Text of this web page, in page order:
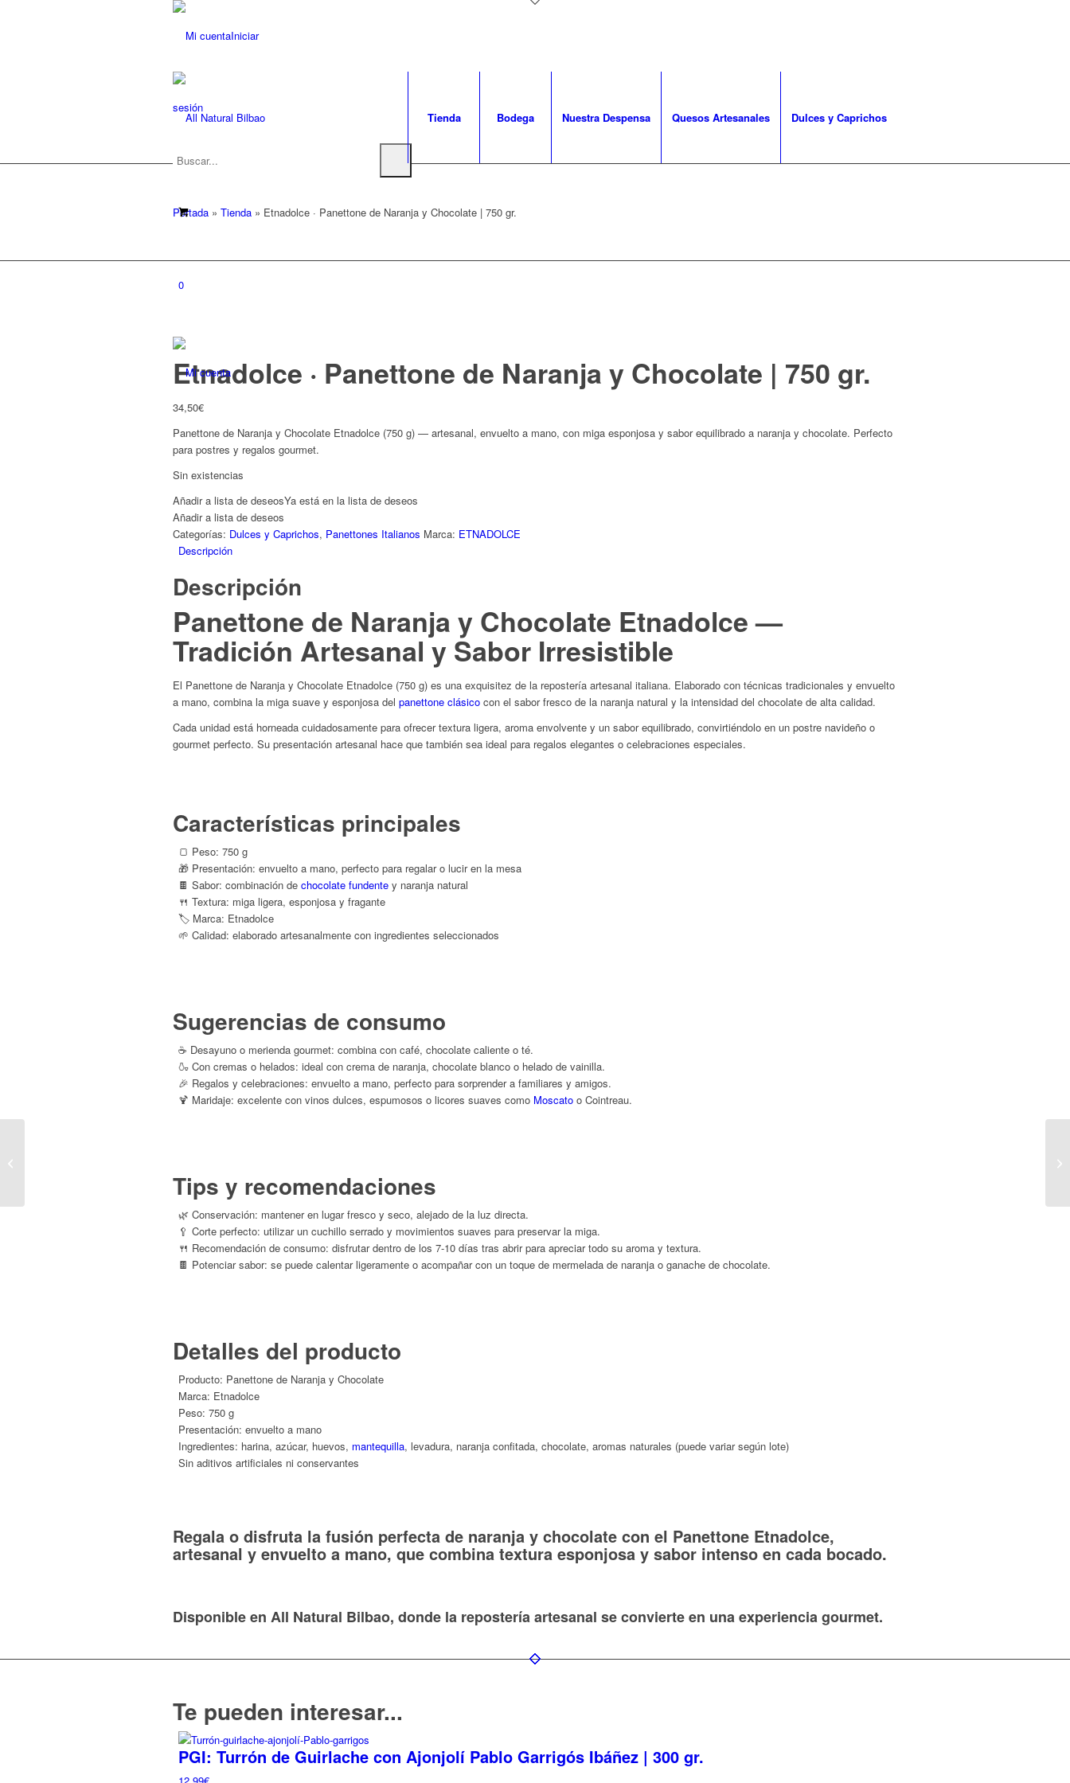
Iniciar
sesión
0
Tienda Bodega Nuestra Despensa Quesos Artesanales Dulces y Caprichos
Portada » Tienda » Etnadolce · Panettone de Naranja y Chocolate | 750 gr.
Etnadolce · Panettone de Naranja y Chocolate | 750 gr.
34,50€
Panettone de Naranja y Chocolate Etnadolce (750 g) — artesanal, envuelto a mano, con miga esponjosa y sabor equilibrado a naranja y chocolate. Perfecto
para postres y regalos gourmet.
Sin existencias
Añadir a lista de deseosYa está en la lista de deseos
Añadir a lista de deseos
Categorías: Dulces y Caprichos, Panettones Italianos Marca: ETNADOLCE
Descripción
Descripción
Panettone de Naranja y Chocolate Etnadolce —
Tradición Artesanal y Sabor Irresistible
El Panettone de Naranja y Chocolate Etnadolce (750 g) es una exquisitez de la repostería artesanal italiana. Elaborado con técnicas tradicionales y envuelto
a mano, combina la miga suave y esponjosa del panettone clásico con el sabor fresco de la naranja natural y la intensidad del chocolate de alta calidad.
Cada unidad está horneada cuidadosamente para ofrecer textura ligera, aroma envolvente y un sabor equilibrado, convirtiéndolo en un postre navideño o
gourmet perfecto. Su presentación artesanal hace que también sea ideal para regalos elegantes o celebraciones especiales.
Características principales
🍞 Peso: 750 g
🎁 Presentación: envuelto a mano, perfecto para regalar o lucir en la mesa
🍫 Sabor: combinación de chocolate fundente y naranja natural
🍴 Textura: miga ligera, esponjosa y fragante
🏷️ Marca: Etnadolce
🌱 Calidad: elaborado artesanalmente con ingredientes seleccionados
Sugerencias de consumo
☕ Desayuno o merienda gourmet: combina con café, chocolate caliente o té.
🍶 Con cremas o helados: ideal con crema de naranja, chocolate blanco o helado de vainilla.
🎉 Regalos y celebraciones: envuelto a mano, perfecto para sorprender a familiares y amigos.
🍹 Maridaje: excelente con vinos dulces, espumosos o licores suaves como Moscato o Cointreau.
Tips y recomendaciones
🌿 Conservación: mantener en lugar fresco y seco, alejado de la luz directa.
🥄 Corte perfecto: utilizar un cuchillo serrado y movimientos suaves para preservar la miga.
🍴 Recomendación de consumo: disfrutar dentro de los 7-10 días tras abrir para apreciar todo su aroma y textura.
🍫 Potenciar sabor: se puede calentar ligeramente o acompañar con un toque de mermelada de naranja o ganache de chocolate.
Detalles del producto
Producto: Panettone de Naranja y Chocolate
Marca: Etnadolce
Peso: 750 g
Presentación: envuelto a mano
Ingredientes: harina, azúcar, huevos, mantequilla, levadura, naranja confitada, chocolate, aromas naturales (puede variar según lote)
Sin aditivos artificiales ni conservantes
Regala o disfruta la fusión perfecta de naranja y chocolate con el Panettone Etnadolce,
artesanal y envuelto a mano, que combina textura esponjosa y sabor intenso en cada bocado.
Disponible en All Natural Bilbao, donde la repostería artesanal se convierte en una experiencia gourmet.
Te pueden interesar...
PGI: Turrón de Guirlache con Ajonjolí Pablo Garrigós Ibáñez | 300 gr.